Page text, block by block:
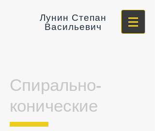
Лунин Степан
Васильевич
Спирально-
конические